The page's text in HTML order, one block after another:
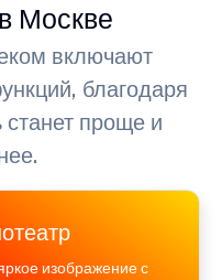
Москве
включают
благодаря
проще и
изображение с